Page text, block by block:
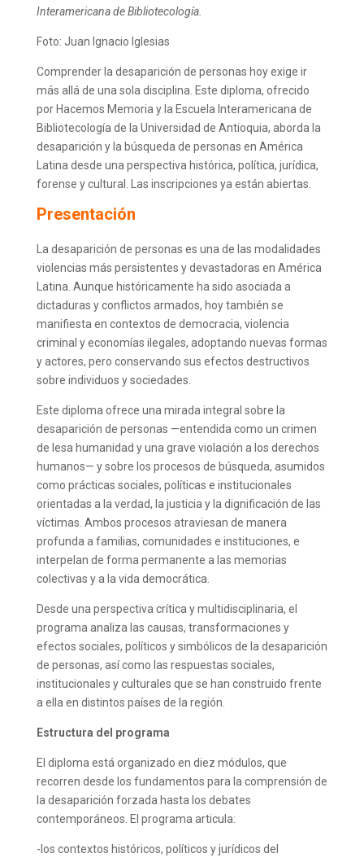
Interamericana de Bibliotecología.
Foto: Juan Ignacio Iglesias
Comprender la desaparición de personas hoy exige ir
más allá de una sola disciplina. Este diploma, ofrecido
por Hacemos Memoria y la Escuela Interamericana de
Bibliotecología de la Universidad de Antioquia, aborda la
desaparición y la búsqueda de personas en América
Latina desde una perspectiva histórica, política, jurídica,
forense y cultural. Las inscripciones ya están abiertas.
Presentación
La desaparición de personas es una de las modalidades
violencias más persistentes y devastadoras en América
Latina. Aunque históricamente ha sido asociada a
dictaduras y conflictos armados, hoy también se
manifiesta en contextos de democracia, violencia
criminal y economías ilegales, adoptando nuevas formas
y actores, pero conservando sus efectos destructivos
sobre individuos y sociedades.
Este diploma ofrece una mirada integral sobre la
desaparición de personas —entendida como un crimen
de lesa humanidad y una grave violación a los derechos
humanos— y sobre los procesos de búsqueda, asumidos
como prácticas sociales, políticas e institucionales
orientadas a la verdad, la justicia y la dignificación de las
víctimas. Ambos procesos atraviesan de manera
profunda a familias, comunidades e instituciones, e
interpelan de forma permanente a las memorias
colectivas y a la vida democrática.
Desde una perspectiva crítica y multidisciplinaria, el
programa analiza las causas, transformaciones y
efectos sociales, políticos y simbólicos de la desaparición
de personas, así como las respuestas sociales,
institucionales y culturales que se han construido frente
a ella en distintos países de la región.
Estructura del programa
El diploma está organizado en diez módulos, que
recorren desde los fundamentos para la comprensión de
la desaparición forzada hasta los debates
contemporáneos. El programa articula:
-los contextos históricos, políticos y jurídicos del